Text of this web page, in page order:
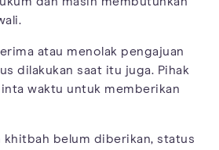
atau menolak pengajuan
dilakukan saat itu juga. Pihak
waktu untuk memberikan
khitbah belum diberikan, status